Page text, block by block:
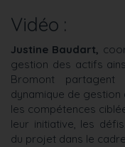
Vidéo :
Justine Baudart,
gestion des actifs
Bromont
dynamique de gestion
les compétences
leur initiative, les
du projet dans le